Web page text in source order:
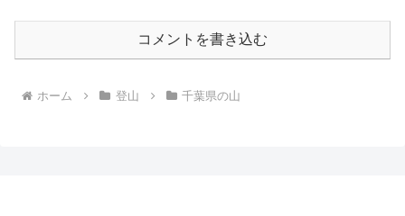
コメントを書き込む
ホーム 登山 千葉県の山